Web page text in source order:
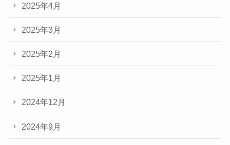
2025年4月
2025年3月
2025年2月
2025年1月
2024年12月
2024年9月